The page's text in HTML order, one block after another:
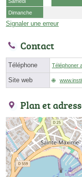
Dimanche
Signaler une erreur
Contact
Téléphone Téléphoner
Site web
Plan et